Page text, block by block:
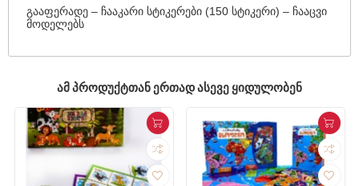
გააფერადე – ჩააკარი სტიკერები (150 სტიკერი) – ჩააცვი
მოდელებს
ᲐᲛ ᲞᲠᲝᲓᲣᲥᲢᲗᲐᲜ ᲔᲠᲗᲐᲓ ᲐᲡᲔᲕᲔ ᲧᲘᲓᲣᲚᲝᲑᲔᲜ